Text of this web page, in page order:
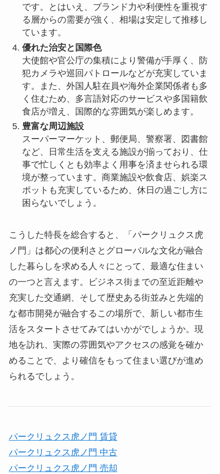
です。とはいえ、ブランド力や利便性を重視す
る層からの需要が強く、相場は安定して推移し
ています。
優れた治安と国際色
大使館や官公庁の集積により警備が手厚く、防
犯カメラや巡回パトロールなどが充実していま
す。また、外国人駐在員や海外企業関係者も多
く住むため、多言語対応のサービスや多国籍飲
食店が増え、国際的な雰囲気が楽しめます。
豊富な周辺施設
スーパーマーケット、郵便局、警察署、図書館
など、日常生活を支える施設が揃っており、仕
事で忙しくとも効率よく用事を済ませられる環
境が整っています。商業施設や飲食店、娯楽ス
ポットも充実しているため、休日の過ごし方に
困らないでしょう。
こうした特長を総合すると、「パークリュクス虎
ノ門」は都心の便利さとグローバルな文化が融合
した暮らしを求める人々にとって、最適な住まい
の一つと言えます。ビジネス街までの至近距離や
充実した交通網、そして歴史ある街並みと先端的
な都市開発が融合するこの場所で、新しい都市生
活をスタートさせてみてはいかがでしょうか。現
地を訪れ、実際の雰囲気やアクセスの感覚を確か
めることで、より確信をもって住まい選びが進め
られるでしょう。
パークリュクス虎ノ門 賃貸
パークリュクス虎ノ門 中古
パークリュクス虎ノ門 売却